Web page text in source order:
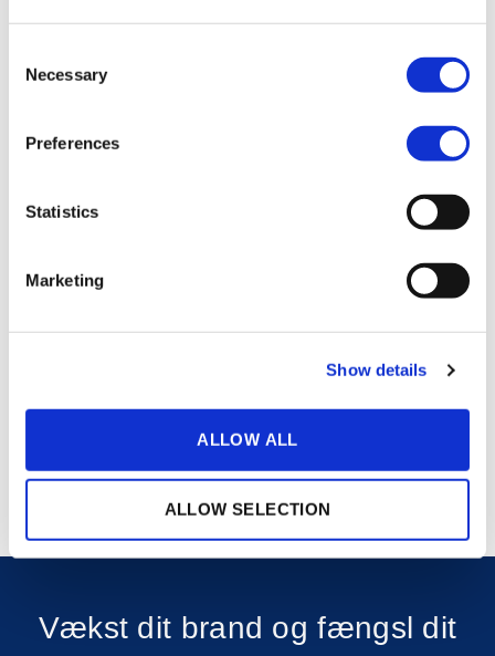
Selection
Necessary
Preferences
Statistics
Marketing
Show details
ALLOW ALL
ALLOW SELECTION
konverteringer
Interaktiv video har vist sig at øge
konverteringen
datapunkter. Lær om din målgruppe, og tag
beslutninger baseret på faktiske data.
Vækst dit brand og fængsl dit